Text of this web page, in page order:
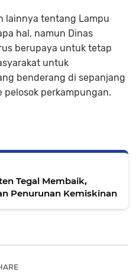
lainnya tentang Lampu
hal, namun Dinas
berupaya untuk tetap
untuk
benderang di sepanjang
pelosok perkampungan.
Tegal Membaik,
Penurunan Kemiskinan